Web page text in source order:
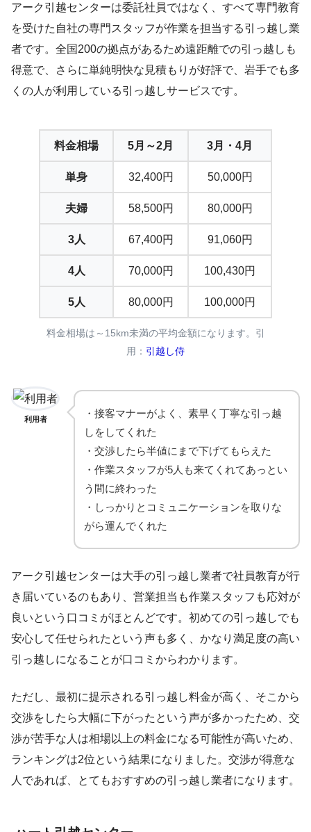
アーク引越センターは委託社員ではなく、すべて専門教育
を受けた自社の専門スタッフが作業を担当する引っ越し業
者です。全国200の拠点があるため遠距離での引っ越しも
得意で、さらに単純明快な見積もりが好評で、岩手でも多
くの人が利用している引っ越しサービスです。
料金相場 5月～2月 3月・4月
単身 32,400円 50,000円
夫婦 58,500円 80,000円
3人 67,400円 91,060円
4人 70,000円 100,430円
5人 80,000円 100,000円
料金相場は～15km未満の平均金額になります。引
用： 引越し侍
利用者
・接客マナーがよく、素早く丁寧な引っ越
しをしてくれた
・交渉したら半値にまで下げてもらえた
・作業スタッフが5人も来てくれてあっとい
う間に終わった
・しっかりとコミュニケーションを取りな
がら運んでくれた
アーク引越センターは大手の引っ越し業者で社員教育が行
き届いているのもあり、営業担当も作業スタッフも応対が
良いという口コミがほとんどです。初めての引っ越しでも
安心して任せられたという声も多く、かなり満足度の高い
引っ越しになることが口コミからわかります。
ただし、最初に提示される引っ越し料金が高く、そこから
交渉をしたら大幅に下がったという声が多かったため、交
渉が苦手な人は相場以上の料金になる可能性が高いため、
ランキングは2位という結果になりました。交渉が得意な
人であれば、とてもおすすめの引っ越し業者になります。